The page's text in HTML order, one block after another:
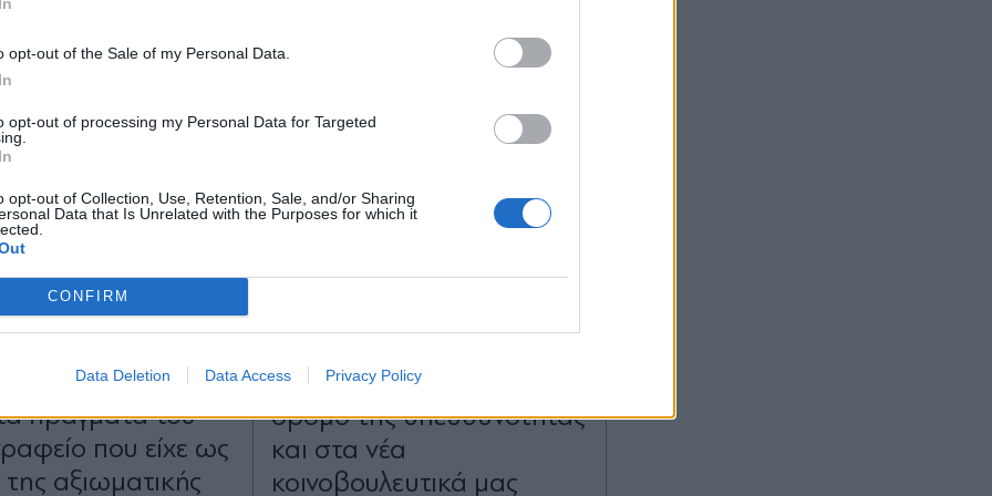
opt-out of the Sale of my Personal Data.
opt-out of processing my Personal Data for Targeted
opt-out of Collection, Use, Retention, Sale, and/or Sharing
Data that Is Unrelated with the Purposes for which it
CONFIRM
Data Deletion Data Access Privacy Policy
21.11.2024 18:26
NEWSROOM
- Ο Νίκος Παππάς
πράγματά του
που είχε ως
αξιωματικής
ΠΟΛΙΤΙΚΗ 21.11.2024 17:47
συνεχίσουμε στον ίδιο
δρόμο της υπευθυνότητας
και στα νέα
κοινοβουλευτικά μας
Αποδέχομαι τουςόρους χρήσης